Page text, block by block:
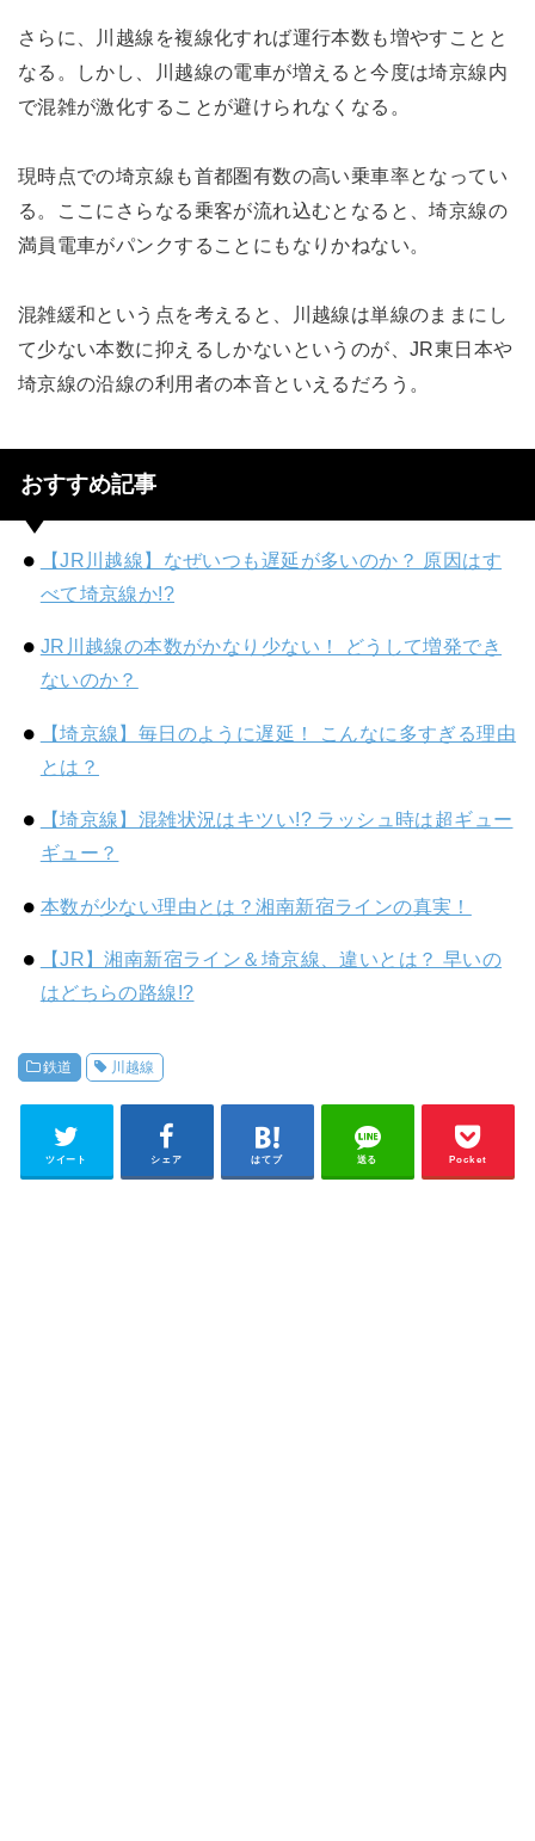
さらに、川越線を複線化すれば運行本数も増やすことと
なる。しかし、川越線の電車が増えると今度は埼京線内
で混雑が激化することが避けられなくなる。
現時点での埼京線も首都圏有数の高い乗車率となってい
る。ここにさらなる乗客が流れ込むとなると、埼京線の
満員電車がパンクすることにもなりかねない。
混雑緩和という点を考えると、川越線は単線のままにし
て少ない本数に抑えるしかないというのが、JR東日本や
埼京線の沿線の利用者の本音といえるだろう。
おすすめ記事
【JR川越線】なぜいつも遅延が多いのか？ 原因はす
べて埼京線か!?
JR川越線の本数がかなり少ない！ どうして増発でき
ないのか？
【埼京線】毎日のように遅延！ こんなに多すぎる理由
とは？
【埼京線】混雑状況はキツい!? ラッシュ時は超ギュー
ギュー？
本数が少ない理由とは？湘南新宿ラインの真実！
【JR】湘南新宿ライン＆埼京線、違いとは？ 早いの
はどちらの路線!?
鉄道 川越線
ツイート シェア はてブ 送る Pocket